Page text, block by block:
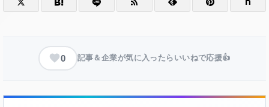
0 記事＆企業が気に入ったらいいねで応援👍